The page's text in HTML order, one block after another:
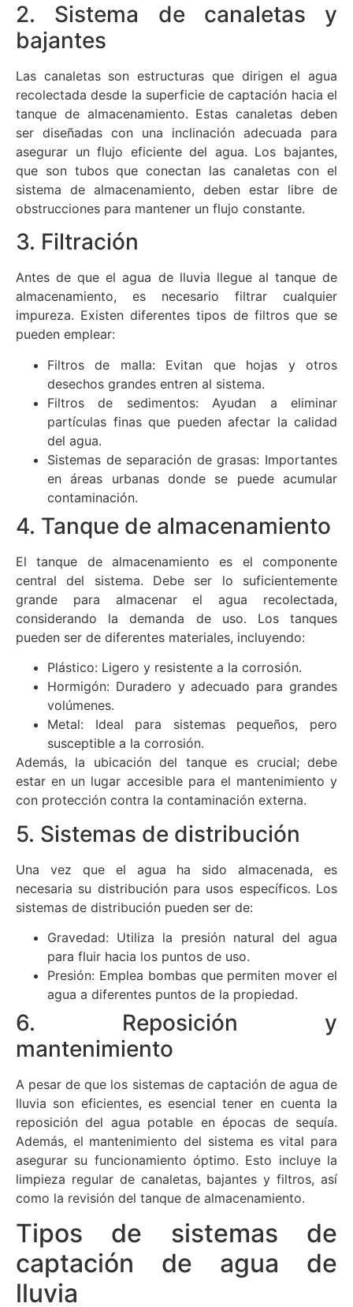
2. Sistema de canaletas y
bajantes
Las canaletas son estructuras que dirigen el agua
recolectada desde la superficie de captación hacia el
tanque de almacenamiento. Estas canaletas deben
ser diseñadas con una inclinación adecuada para
asegurar un flujo eficiente del agua. Los bajantes,
que son tubos que conectan las canaletas con el
sistema de almacenamiento, deben estar libre de
obstrucciones para mantener un flujo constante.
3. Filtración
Antes de que el agua de lluvia llegue al tanque de
almacenamiento, es necesario filtrar cualquier
impureza. Existen diferentes tipos de filtros que se
pueden emplear:
Filtros de malla: Evitan que hojas y otros
desechos grandes entren al sistema.
Filtros de sedimentos: Ayudan a eliminar
partículas finas que pueden afectar la calidad
del agua.
Sistemas de separación de grasas: Importantes
en áreas urbanas donde se puede acumular
contaminación.
4. Tanque de almacenamiento
El tanque de almacenamiento es el componente
central del sistema. Debe ser lo suficientemente
grande para almacenar el agua recolectada,
considerando la demanda de uso. Los tanques
pueden ser de diferentes materiales, incluyendo:
Plástico: Ligero y resistente a la corrosión.
Hormigón: Duradero y adecuado para grandes
volúmenes.
Metal: Ideal para sistemas pequeños, pero
susceptible a la corrosión.
Además, la ubicación del tanque es crucial; debe
estar en un lugar accesible para el mantenimiento y
con protección contra la contaminación externa.
5. Sistemas de distribución
Una vez que el agua ha sido almacenada, es
necesaria su distribución para usos específicos. Los
sistemas de distribución pueden ser de:
Gravedad: Utiliza la presión natural del agua
para fluir hacia los puntos de uso.
Presión: Emplea bombas que permiten mover el
agua a diferentes puntos de la propiedad.
6. Reposición y
mantenimiento
A pesar de que los sistemas de captación de agua de
lluvia son eficientes, es esencial tener en cuenta la
reposición del agua potable en épocas de sequía.
Además, el mantenimiento del sistema es vital para
asegurar su funcionamiento óptimo. Esto incluye la
limpieza regular de canaletas, bajantes y filtros, así
como la revisión del tanque de almacenamiento.
Tipos de sistemas de
captación de agua de
lluvia